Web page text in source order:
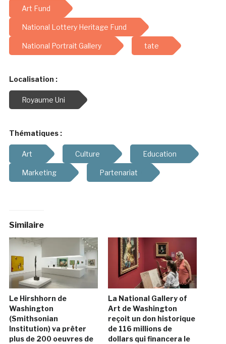
Art Fund
National Lottery Heritage Fund
National Portrait Gallery tate
Localisation :
Royaume Uni
Thématiques :
Art Culture Education
Marketing Partenariat
Similaire
Le Hirshhorn de
Washington
(Smithsonian
Institution) va prêter
plus de 200 oeuvres de
La National Gallery of
Art de Washington
reçoit un don historique
de 116 millions de
dollars qui financera le